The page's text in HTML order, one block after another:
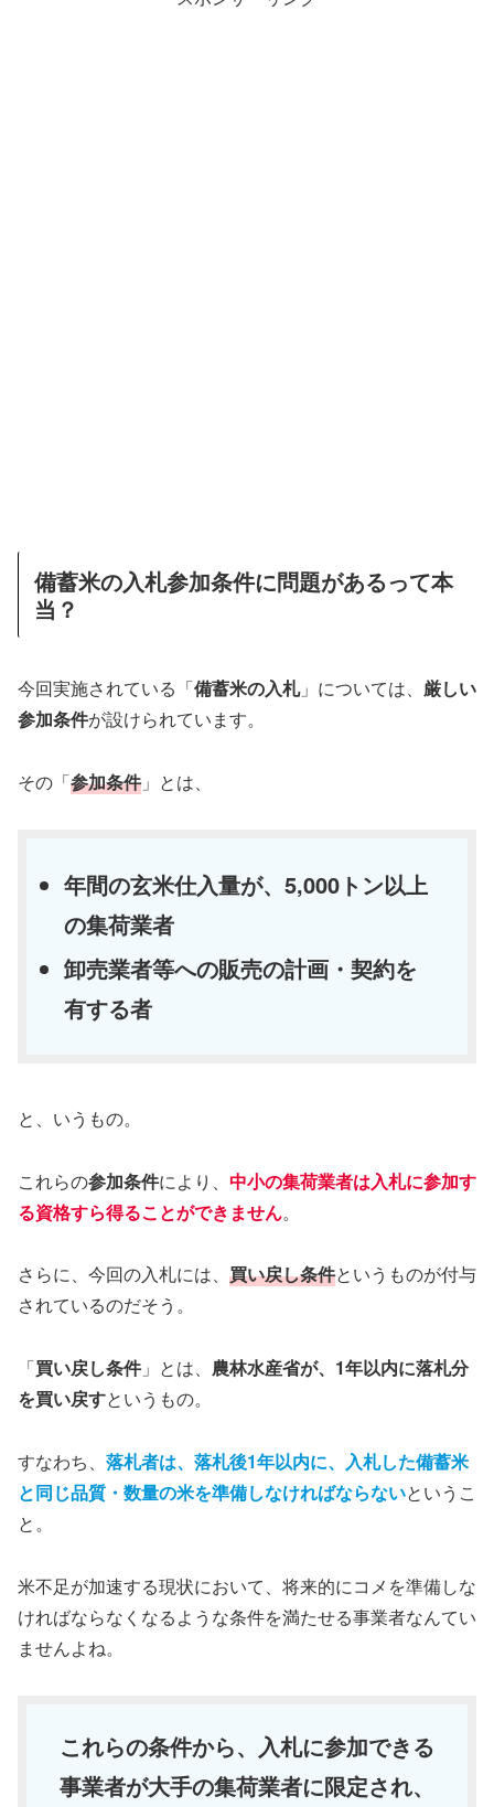
備蓄米の入札参加条件に問題があるって本
当？
今回実施されている「備蓄米の入札」については、 厳しい
参加条件が設けられています。
その「参加条件」とは、
年間の玄米仕入量が、5,000トン以上
の集荷業者
卸売業者等への販売の計画・契約を
有する者
と、いうもの。
これらの参加条件により、 中小の集荷業者は入札に参加す
る資格すら得ることができません。
さらに、今回の入札には、 買い戻し条件というものが付与
されているのだそう。
「買い戻し条件」とは、 農林水産省が、1年以内に落札分
を買い戻すというもの。
すなわち、 落札者は、落札後1年以内に、入札した備蓄米
と同じ品質・数量の米を準備しなければならないというこ
と。
米不足が加速する現状において、将来的にコメを準備しな
ければならなくなるような条件を満たせる事業者なんてい
ませんよね。
これらの条件から、入札に参加できる
事業者が大手の集荷業者に限定され、